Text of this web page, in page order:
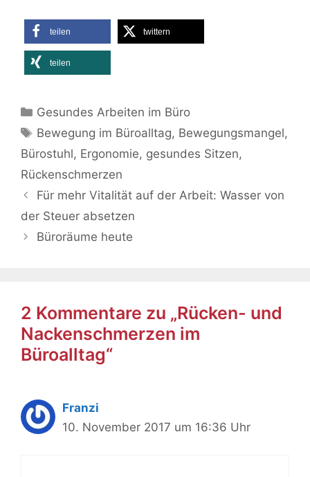
teilen twittern
teilen
Kategorien
Gesundes Arbeiten im Büro
Schlagwörter
Bewegung im Büroalltag, Bewegungsmangel,
Bürostuhl, Ergonomie, gesundes Sitzen,
Rückenschmerzen
Für mehr Vitalität auf der Arbeit: Wasser von
der Steuer absetzen
Büroräume heute
2 Kommentare zu „Rücken- und
Nackenschmerzen im
Büroalltag“
Franzi
10. November 2017 um 16:36 Uhr